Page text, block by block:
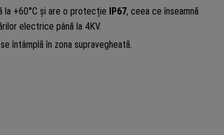
la +60°C și are o protecție
IP67, ceea ce înseamnă
electrice până la 4KV.
întâmplă în zona supravegheată.